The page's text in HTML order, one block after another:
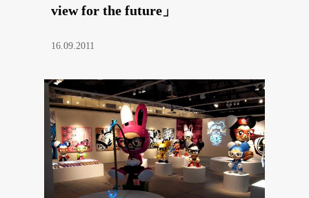
view for the future」
16.09.2011